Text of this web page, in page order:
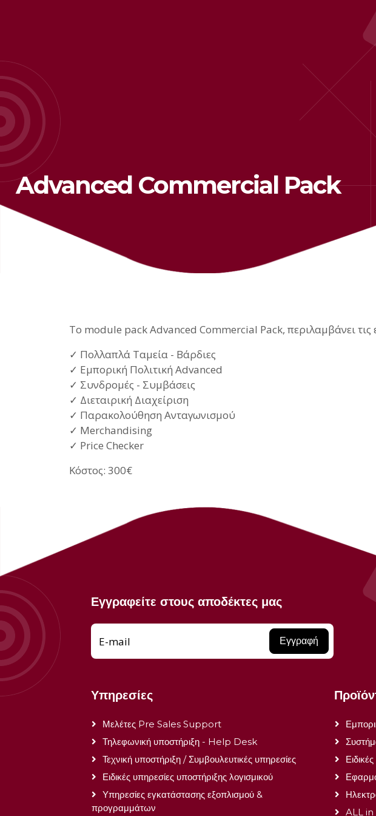
Advanced Commercial Pack
Το module pack Advanced Commercial Pack, περιλαμβάνει τις
✓ Πολλαπλά Ταμεία - Βάρδιες
✓ Εμπορική Πολιτική Advanced
✓ Συνδρομές - Συμβάσεις
✓ Διεταιρική Διαχείριση
✓ Παρακολούθηση Ανταγωνισμού
✓ Merchandising
✓ Price Checker
Κόστος: 300€
Εγγραφείτε στους αποδέκτες μας
Εγγραφή
E-mail
Υπηρεσίες
Μελέτες Pre Sales Support
Τηλεφωνική υποστήριξη - Help Desk
Τεχνική υποστήριξη / Συμβουλευτικές υπηρεσίες
Ειδικές υπηρεσίες υποστήριξης λογισμικού
Υπηρεσίες εγκατάστασης εξοπλισμού &
προγραμμάτων
ALL in